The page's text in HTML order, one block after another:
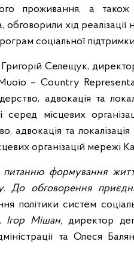
проживання, а також
хід
соціальної
Григорій Селещук,
– Country
адвокація та
місцевих
та локалізація
організацій мережі
формування
До обговорення
політики систем
Ігор Мішан,директор
та Олеся Балян